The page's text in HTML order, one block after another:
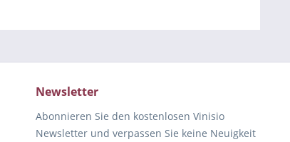
Newsletter
Abonnieren Sie den kostenlosen Vinisio
Newsletter und verpassen Sie keine Neuigkeit